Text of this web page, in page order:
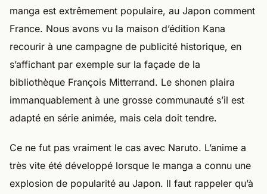
manga est extrêmement populaire, au Japon comment
France. Nous avons vu la maison d’édition Kana
recourir à une campagne de publicité historique, en
s’affichant par exemple sur la façade de la
bibliothèque François Mitterrand. Le shonen plaira
immanquablement à une grosse communauté s’il est
adapté en série animée, mais cela doit tendre.
Ce ne fut pas vraiment le cas avec Naruto. L’anime a
très vite été développé lorsque le manga a connu une
explosion de popularité au Japon. Il faut rappeler qu’à